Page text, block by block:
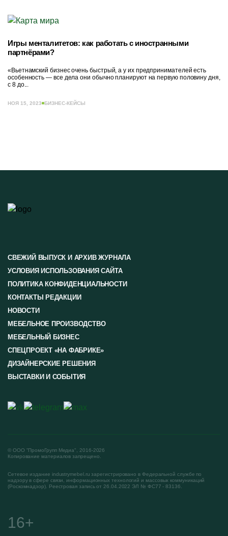
Игры менталитетов: как работать с иностранными
партнёрами?
«Вьетнамский бизнес очень быстрый, а у их предпринимателей есть
особенность — все дела они обычно планируют на первую половину дня,
с 8 до...
НОЯ 15, 2023 БИЗНЕС-КЕЙСЫ
© ООО "ПромоГрупп Медиа", 2016-2026
Копирование материалов запрещено.
СВЕЖИЙ ВЫПУСК И АРХИВ ЖУРНАЛА
УСЛОВИЯ ИСПОЛЬЗОВАНИЯ САЙТА
ПОЛИТИКА КОНФИДЕНЦИАЛЬНОСТИ
КОНТАКТЫ РЕДАКЦИИ
НОВОСТИ
МЕБЕЛЬНОЕ ПРОИЗВОДСТВО
МЕБЕЛЬНЫЙ БИЗНЕС
СПЕЦПРОЕКТ «НА ФАБРИКЕ»
ДИЗАЙНЕРСКИЕ РЕШЕНИЯ
ВЫСТАВКИ И СОБЫТИЯ
Сетевое издание industrymebel.ru зарегистрировано в Федеральной службе по
надзору в сфере связи, информационных технологий и массовых коммуникаций
(Роскомнадзор). Реестровая запись от 26.04.2022 ЭЛ № ФС77 - 83136.
16+